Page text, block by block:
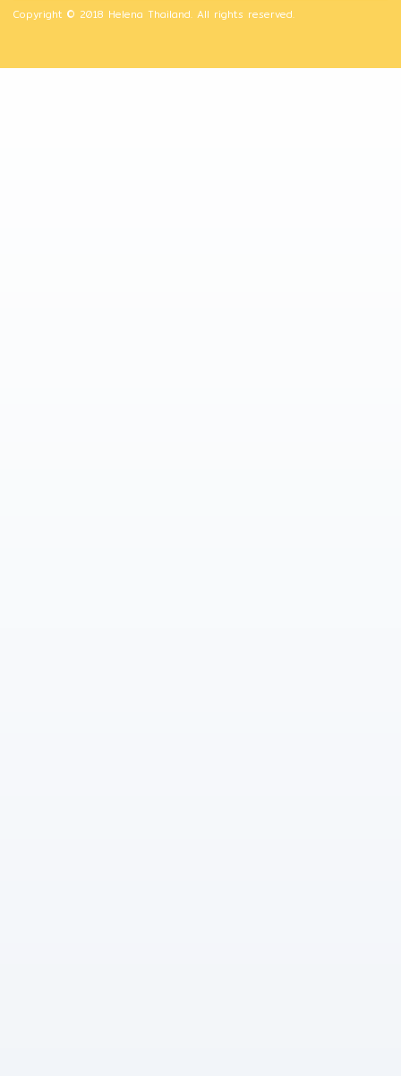
Copyright © 2018 Helena Thailand. All rights reserved.